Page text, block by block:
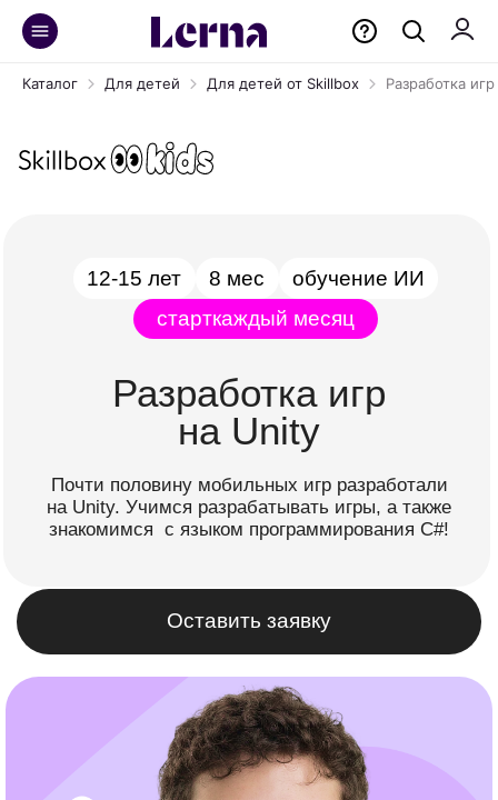
Каталог Для детей Для детей от Skillbox Разработка
Разработка игр
на Unity
Почти половину мобильных игр разработали
на Unity. Учимся разрабатывать игры, а также
знакомимся с языком программирования C#!
Оставить заявку